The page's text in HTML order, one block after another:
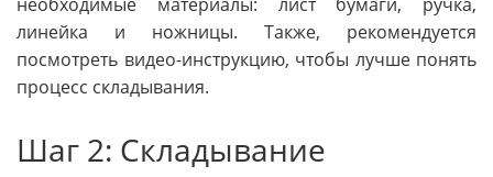
линейка и ножницы. Также, рекомендуется
посмотреть видео-инструкцию, чтобы лучше понять
процесс складывания.
Шаг 2: Складывание